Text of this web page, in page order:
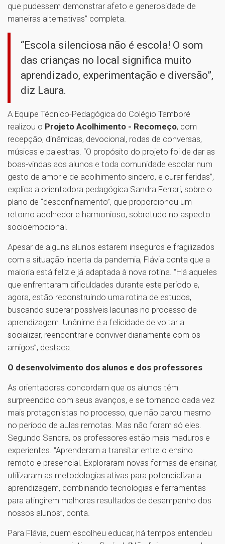
que pudessem demonstrar afeto e generosidade de
maneiras alternativas” completa.
“Escola silenciosa não é escola! O som
das crianças no local significa muito
aprendizado, experimentação e diversão”,
diz Laura.
A Equipe Técnico-Pedagógica do Colégio Tamboré
realizou o Projeto Acolhimento - Recomeço, com
recepção, dinâmicas, devocional, rodas de conversas,
músicas e palestras. “O propósito do projeto foi de dar as
boas-vindas aos alunos e toda comunidade escolar num
gesto de amor e de acolhimento sincero, e curar feridas”,
explica a orientadora pedagógica Sandra Ferrari, sobre o
plano de “desconfinamento”, que proporcionou um
retorno acolhedor e harmonioso, sobretudo no aspecto
socioemocional.
Apesar de alguns alunos estarem inseguros e fragilizados
com a situação incerta da pandemia, Flávia conta que a
maioria está feliz e já adaptada à nova rotina. “Há aqueles
que enfrentaram dificuldades durante este período e,
agora, estão reconstruindo uma rotina de estudos,
buscando superar possíveis lacunas no processo de
aprendizagem. Unânime é a felicidade de voltar a
socializar, reencontrar e conviver diariamente com os
amigos”, destaca.
O desenvolvimento dos alunos e dos professores
As orientadoras concordam que os alunos têm
surpreendido com seus avanços, e se tornando cada vez
mais protagonistas no processo, que não parou mesmo
no período de aulas remotas. Mas não foram só eles.
Segundo Sandra, os professores estão mais maduros e
experientes. “Aprenderam a transitar entre o ensino
remoto e presencial. Exploraram novas formas de ensinar,
utilizaram as metodologias ativas para potencializar a
aprendizagem, combinando tecnologias e ferramentas
para atingirem melhores resultados de desempenho dos
nossos alunos”, conta.
Para Flávia, quem escolheu educar, há tempos entendeu